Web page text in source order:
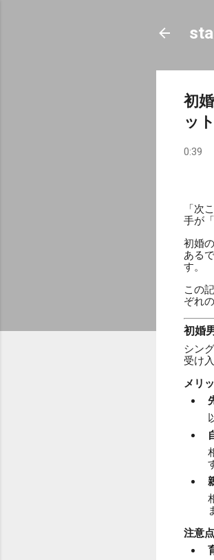
初
ッ
0:39
「次
手が
初婚
ある
す。
この
ぞれ
初婚
シン
受け
メリ
注意点